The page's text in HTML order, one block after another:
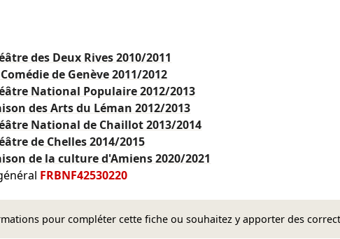
des Deux Rives2010/2011
de Genève2011/2012
National Populaire2012/2013
des Arts du Léman2012/2013
National de Chaillot2013/2014
de Chelles2014/2015
de la culture d'Amiens2020/2021
FRBNF42530220
pour compléter cette fiche ou souhaitez y apporter des